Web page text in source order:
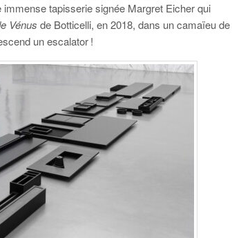
tapisserie signée Margret Eicher qui
Vénus de Botticelli, en 2018, dans un camaïeu de
un escalator !